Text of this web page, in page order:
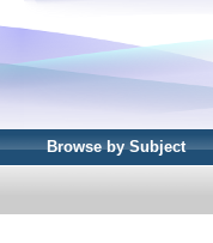
Browse by Subject